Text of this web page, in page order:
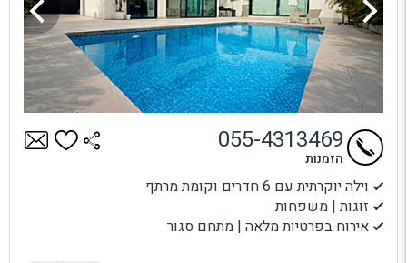
וילה יוקרתית עם 6 חדרים וקומת מרתף
זוגות | משפחות
אירוח בפרטיות מלאה | מתחם סגור
055-4313469
הזמנות